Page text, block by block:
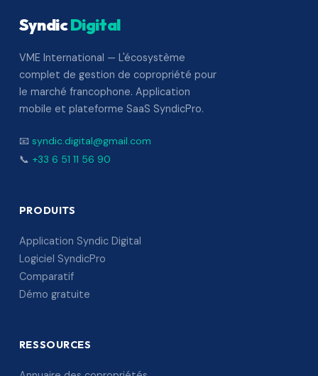
SyndicDigital
VME International — L'écosystème
complet de gestion de copropriété pour
le marché francophone. Application
mobile et plateforme SaaS SyndicPro.
📧 syndic.digital@gmail.com
📞 +33 6 51 11 56 90
PRODUITS
Application Syndic Digital
Logiciel SyndicPro
Comparatif
Démo gratuite
RESSOURCES